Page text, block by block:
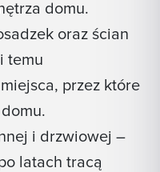
domu.
oraz ścian
temu
przez które
i drzwiowej –
latach tracą